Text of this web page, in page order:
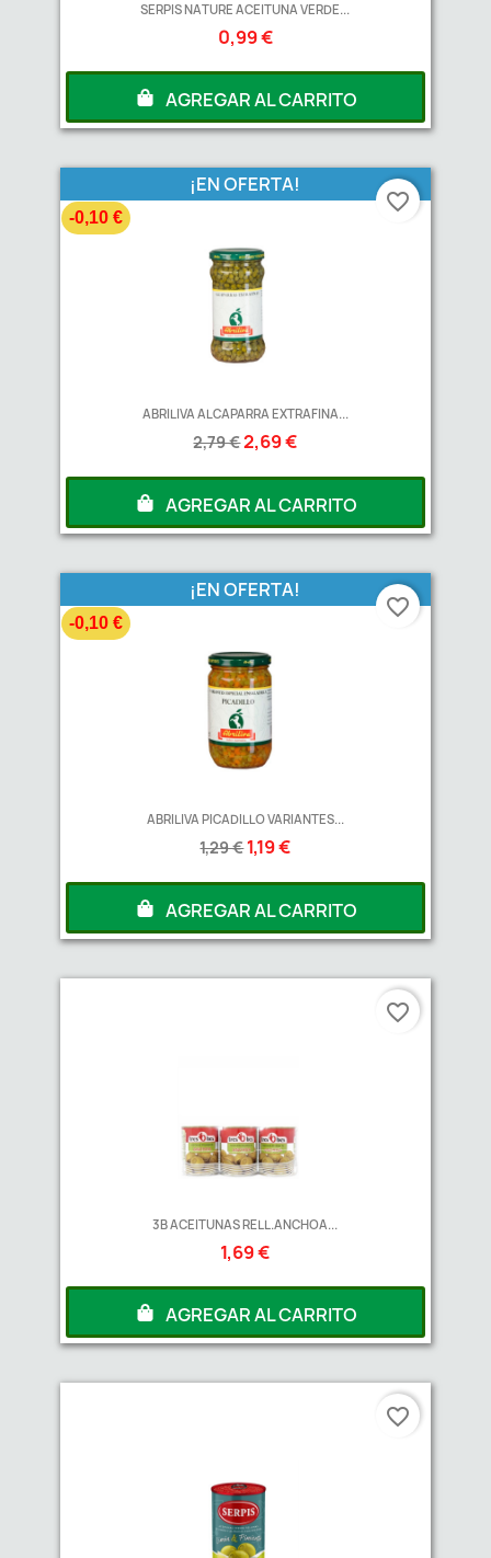
SERPIS NATURE ACEITUNA VERDE...
0,99 €
AGREGAR AL CARRITO
ABRILIVA ALCAPARRA EXTRAFINA...
2,79 €2,69 €
¡EN OFERTA!
-0,10 €
AGREGAR AL CARRITO
favorite_border
ABRILIVA PICADILLO VARIANTES...
1,29 €1,19 €
¡EN OFERTA!
-0,10 €
AGREGAR AL CARRITO
favorite_border
3B ACEITUNAS RELL.ANCHOA...
1,69 €
AGREGAR AL CARRITO
favorite_border
favorite_border